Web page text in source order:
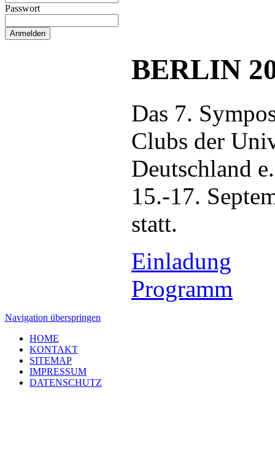
Passwort
BERLIN
Das 7.
Clubs der
Deutschland
15.-17.
statt.
Einladung
Programm
Navigation überspringen
HOME
KONTAKT
SITEMAP
IMPRESSUM
DATENSCHUTZ